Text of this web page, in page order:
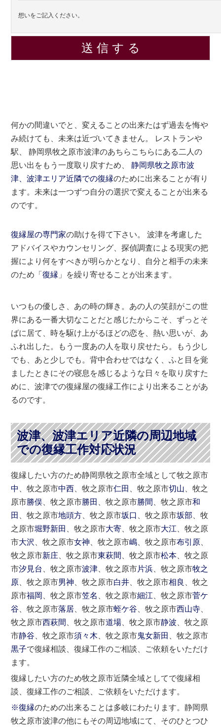
想いをご記入ください。
何かの間違いでと、変えることの出来たはず過去を悔や
み続けても、未来は近づいてきません。 レストランや
駅、 静岡県牧之原市波津のあちらこちらにある二人の
思い出をもう一度取り戻すため、
静岡県牧之原市波
津、波津エリア近隣での復縁のために出来ることが有り
ます。未来は一つずつ自分の選択で変えることが出来る
のです。
復縁屋の専門家の助けを得て下さい。 波津を考慮した
アドバイスやカウンセリング、探偵調査による現実の把
握により何をすべきが明らかとなり、自分と相手の未来
のため「復縁 」を繰り寄せることが出来ます。
いつもの優しさ、あの時の輝き。あの人の笑顔がこの世
界にある一番大切なことだと感じたからこそ、ずっとそ
ばに居て、時を駆け上がるほどの恋を、熱い思いが、あ
ふれ出した。もう一度あの人を取り戻せたら。もう少し
でも、あと少しでも。背中合わせではなく、ふと目を覚
ましたときにその寝息を感じるような日々を取り戻すた
めに、波津での復縁屋の復縁工作により出来ることがあ
るのです。
波津、波津エリア近隣の周辺地域
での復縁工作対応状況
復縁したい方のため静岡県牧之原市全域として牧之原市
中
、牧之原市中西 、牧之原市仁田 、牧之原市切山 、牧之
原市勝俣 、牧之原市勝田 、牧之原市勝間 、牧之原市和
田
、牧之原市地頭方 、牧之原市坂口 、牧之原市坂部 、牧
之原市堀野新田 、牧之原市大寄 、牧之原市大江 、牧之原
市大沢 、牧之原市女神 、牧之原市嶋 、牧之原市布引原
牧之原市新庄 、牧之原市東萩間 、牧之原市松本 、牧之原
市汐見台 、牧之原市波津 、牧之原市片浜 、牧之原市牧之
原 、牧之原市男神 、牧之原市白井 、牧之原市相良
、牧之
原市福岡 、牧之原市笠名 、牧之原市細江 、牧之原市菅ケ
谷 、牧之原市落居 、牧之原市蛭ケ谷 、牧之原市西山寺
牧之原市西萩間 、牧之原市道場 、牧之原市静波 、牧之原
市静谷 、牧之原市須々木 、牧之原市鬼女新田
、牧之原市
黒子で復縁相談、復縁工作のご相談、ご依頼をいただけ
ます。
復縁したい方のため牧之原市近隣全域としてで復縁相
談、復縁工作のご相談、ご依頼をいただけます。
※復縁のための出来ることは多岐にわたります。静岡県
牧之原市波津の他にもその周辺地域にて、そのひとつひ